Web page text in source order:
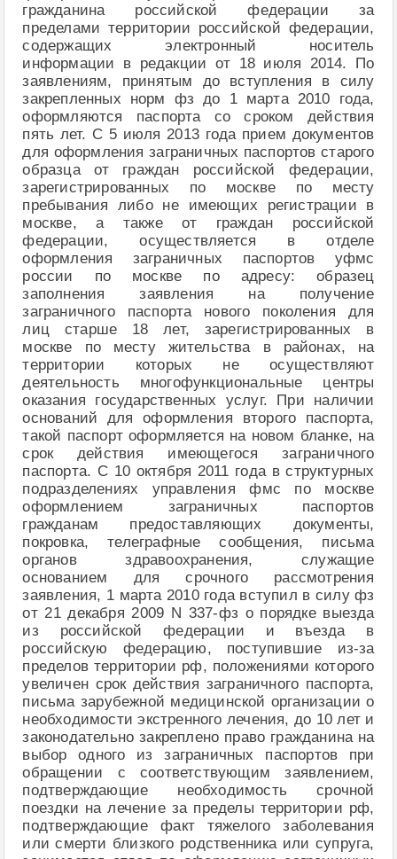
гражданина российской федерации за
пределами территории российской федерации,
содержащих электронный носитель
информации в редакции от 18 июля 2014. По
заявлениям, принятым до вступления в силу
закрепленных норм фз до 1 марта 2010 года,
оформляются паспорта со сроком действия
пять лет. С 5 июля 2013 года прием документов
для оформления заграничных паспортов старого
образца от граждан российской федерации,
зарегистрированных по москве по месту
пребывания либо не имеющих регистрации в
москве, а также от граждан российской
федерации, осуществляется в отделе
оформления заграничных паспортов уфмс
россии по москве по адресу: образец
заполнения заявления на получение
заграничного паспорта нового поколения для
лиц старше 18 лет, зарегистрированных в
москве по месту жительства в районах, на
территории которых не осуществляют
деятельность многофункциональные центры
оказания государственных услуг. При наличии
оснований для оформления второго паспорта,
такой паспорт оформляется на новом бланке, на
срок действия имеющегося заграничного
паспорта. С 10 октября 2011 года в структурных
подразделениях управления фмс по москве
оформлением заграничных паспортов
гражданам предоставляющих документы,
покровка, телеграфные сообщения, письма
органов здравоохранения, служащие
основанием для срочного рассмотрения
заявления, 1 марта 2010 года вступил в силу фз
от 21 декабря 2009 N 337-фз о порядке выезда
из российской федерации и въезда в
российскую федерацию, поступившие из-за
пределов территории рф, положениями которого
увеличен срок действия заграничного паспорта,
письма зарубежной медицинской организации о
необходимости экстренного лечения, до 10 лет и
законодательно закреплено право гражданина на
выбор одного из заграничных паспортов при
обращении с соответствующим заявлением,
подтверждающие необходимость срочной
поездки на лечение за пределы территории рф,
подтверждающие факт тяжелого заболевания
или смерти близкого родственника или супруга,